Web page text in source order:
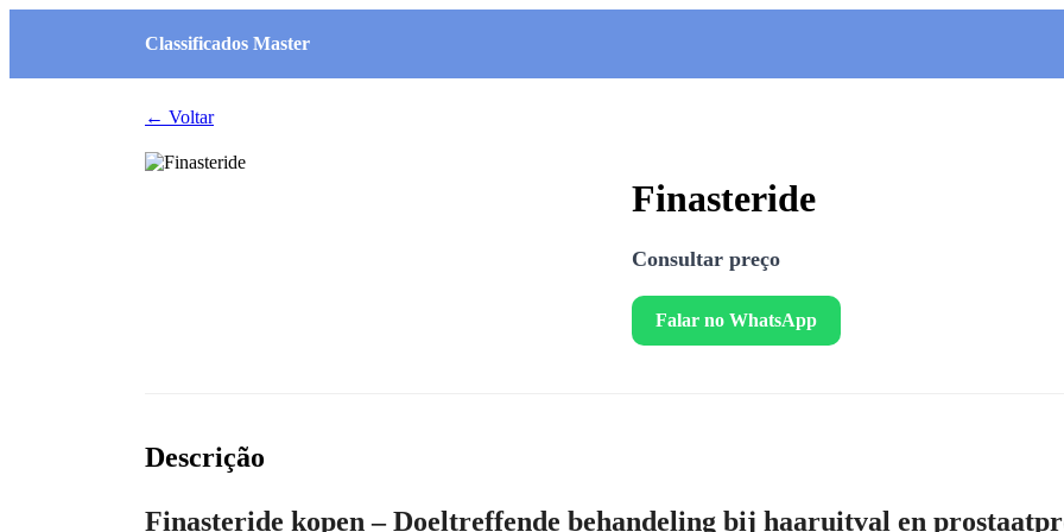
Classificados Master
← Voltar
Finasteride
Consultar preço
Falar no WhatsApp
Descrição
Finasteride kopen – Doeltreffende behandeling bij haaruitval en